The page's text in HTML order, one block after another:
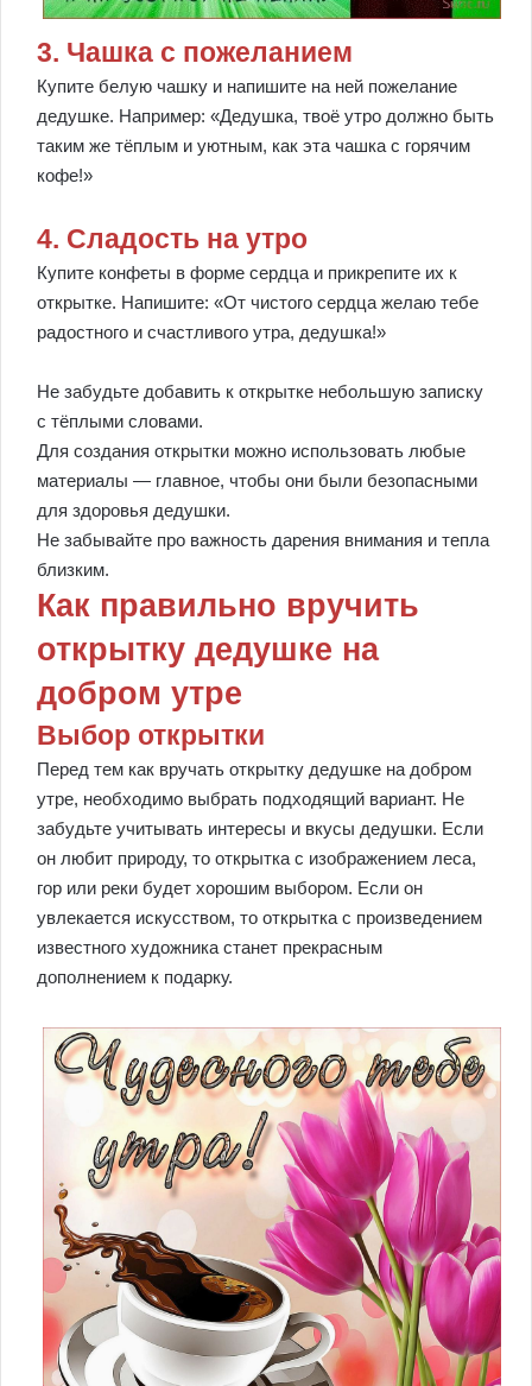
3. Чашка с пожеланием
Купите белую чашку и напишите на ней пожелание
дедушке. Например: «Дедушка, твоё утро должно быть
таким же тёплым и уютным, как эта чашка с горячим
кофе!»
4. Сладость на утро
Купите конфеты в форме сердца и прикрепите их к
открытке. Напишите: «От чистого сердца желаю тебе
радостного и счастливого утра, дедушка!»
Не забудьте добавить к открытке небольшую записку
с тёплыми словами.
Для создания открытки можно использовать любые
материалы — главное, чтобы они были безопасными
для здоровья дедушки.
Не забывайте про важность дарения внимания и тепла
близким.
Как правильно вручить
открытку дедушке на
добром утре
Выбор открытки
Перед тем как вручать открытку дедушке на добром
утре, необходимо выбрать подходящий вариант. Не
забудьте учитывать интересы и вкусы дедушки. Если
он любит природу, то открытка с изображением леса,
гор или реки будет хорошим выбором. Если он
увлекается искусством, то открытка с произведением
известного художника станет прекрасным
дополнением к подарку.